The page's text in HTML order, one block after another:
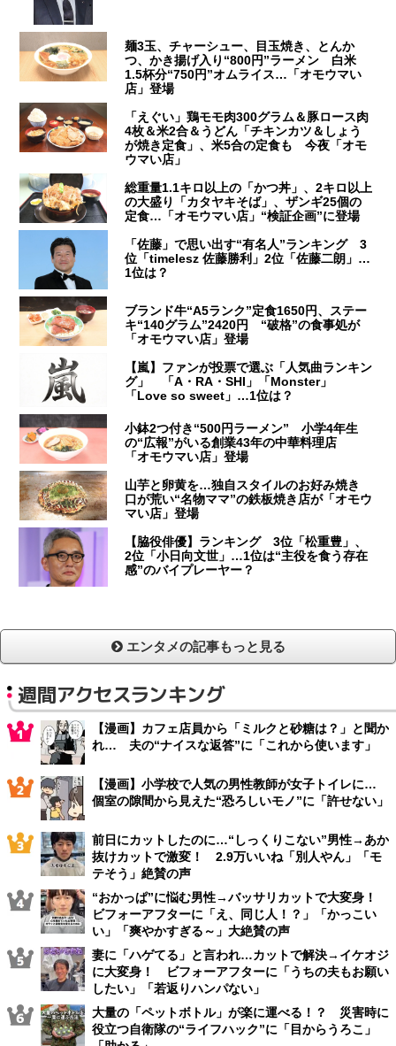
麺3玉、チャーシュー、目玉焼き、とんか
つ、かき揚げ入り“800円”ラーメン 白米
1.5杯分“750円”オムライス…「オモウマい
店」登場
「えぐい」鶏モモ肉300グラム＆豚ロース肉
4枚＆米2合＆うどん「チキンカツ＆しょう
が焼き定食」、米5合の定食も 今夜「オモ
ウマい店」
総重量1.1キロ以上の「かつ丼」、2キロ以上
の大盛り「カタヤキそば」、ザンギ25個の
定食…「オモウマい店」“検証企画”に登場
「佐藤」で思い出す“有名人”ランキング 3
位「timelesz 佐藤勝利」2位「佐藤二朗」…
1位は？
ブランド牛“A5ランク”定食1650円、ステー
キ“140グラム”2420円 “破格”の食事処が
「オモウマい店」登場
【嵐】ファンが投票で選ぶ「人気曲ランキン
グ」 「A・RA・SHI」「Monster」
「Love so sweet」…1位は？
小鉢2つ付き“500円ラーメン” 小学4年生
の“広報”がいる創業43年の中華料理店
「オモウマい店」登場
山芋と卵黄を…独自スタイルのお好み焼き
口が荒い“名物ママ”の鉄板焼き店が「オモウ
マい店」登場
【脇役俳優】ランキング 3位「松重豊」、
2位「小日向文世」…1位は“主役を食う存在
感”のバイプレーヤー？
エンタメの記事もっと見る
週間アクセスランキング
【漫画】カフェ店員から「ミルクと砂糖は？」と聞か
れ… 夫の“ナイスな返答”に「これから使います」
【漫画】小学校で人気の男性教師が女子トイレに…
個室の隙間から見えた“恐ろしいモノ”に「許せない」
前日にカットしたのに…“しっくりこない”男性→あか
抜けカットで激変！ 2.9万いいね「別人やん」「モ
テそう」絶賛の声
“おかっぱ”に悩む男性→バッサリカットで大変身！
ビフォーアフターに「え、同じ人！？」「かっこい
い」「爽やかすぎる～」大絶賛の声
妻に「ハゲてる」と言われ…カットで解決→イケオジ
に大変身！ ビフォーアフターに「うちの夫もお願い
したい」「若返りハンパない」
大量の「ペットボトル」が楽に運べる！？ 災害時に
役立つ自衛隊の“ライフハック”に「目からうろこ」